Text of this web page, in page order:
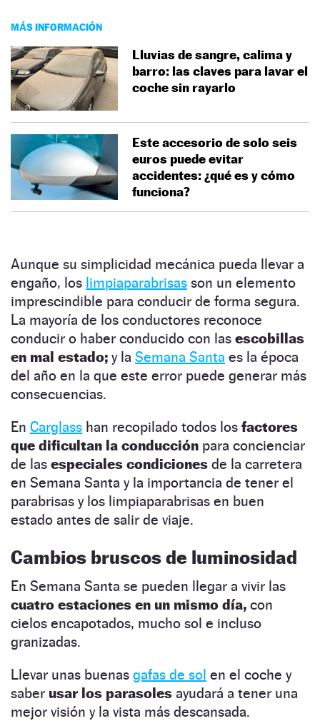
MÁS INFORMACIÓN
Lluvias de sangre, calima y
barro: las claves para lavar el
coche sin rayarlo
Este accesorio de solo seis
euros puede evitar
accidentes: ¿qué es y cómo
funciona?
Aunque su simplicidad mecánica pueda llevar a
engaño, los limpiaparabrisas son un elemento
imprescindible para conducir de forma segura.
La mayoría de los conductores reconoce
conducir o haber conducido con las escobillas
en mal estado; y la Semana Santa es la época
del año en la que este error puede generar más
consecuencias.
En Carglass han recopilado todos los factores
que dificultan la conducción para concienciar
de las especiales condiciones de la carretera
en Semana Santa y la importancia de tener el
parabrisas y los limpiaparabrisas en buen
estado antes de salir de viaje.
Cambios bruscos de luminosidad
En Semana Santa se pueden llegar a vivir las
cuatro estaciones en un mismo día, con
cielos encapotados, mucho sol e incluso
granizadas.
Llevar unas buenas gafas de sol en el coche y
saber usar los parasoles ayudará a tener una
mejor visión y la vista más descansada.